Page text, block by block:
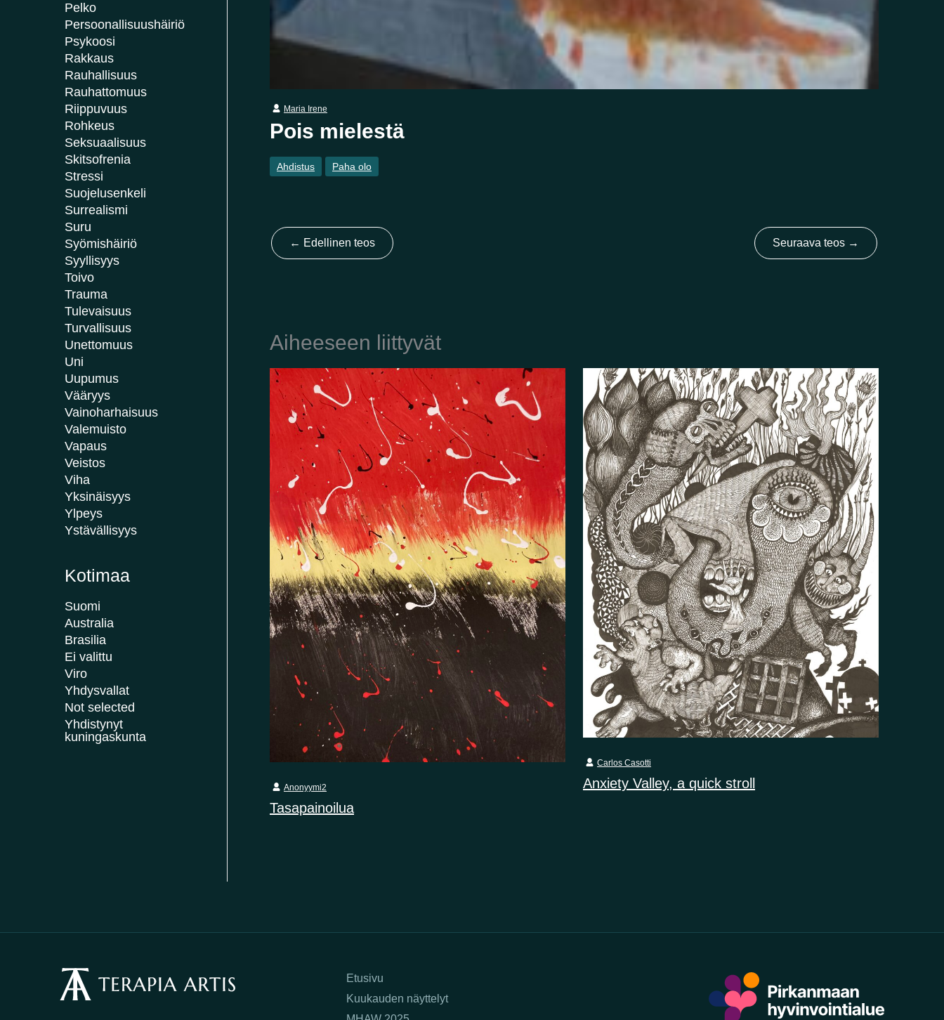
Pelko
Persoonallisuushäiriö
Psykoosi
Rakkaus
Rauhallisuus
Rauhattomuus
Riippuvuus
Rohkeus
Seksuaalisuus
Skitsofrenia
Stressi
Suojelusenkeli
Surrealismi
Suru
Syömishäiriö
Syyllisyys
Toivo
Trauma
Tulevaisuus
Turvallisuus
Unettomuus
Uni
Uupumus
Vääryys
Vainoharhaisuus
Valemuisto
Vapaus
Veistos
Viha
Yksinäisyys
Ylpeys
Ystävällisyys
Kotimaa
Suomi
Australia
Brasilia
Ei valittu
Viro
Yhdysvallat
Not selected
Yhdistynyt
kuningaskunta
Maria Irene
Pois mielestä
Ahdistus Paha olo
← Edellinen teos Seuraava teos →
Aiheeseen liittyvät
Tasapainoilua
Anonyymi2 Anxiety Valley, a quick stroll
Carlos Casotti
Etusivu
Kuukauden näyttelyt